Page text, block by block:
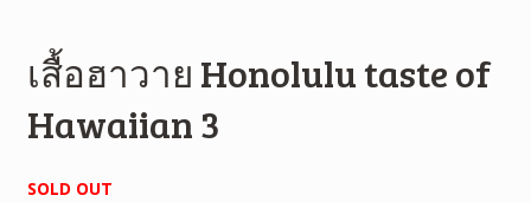
เสื้อฮาวาย Honolulu taste of
Hawaiian 3
SOLD OUT